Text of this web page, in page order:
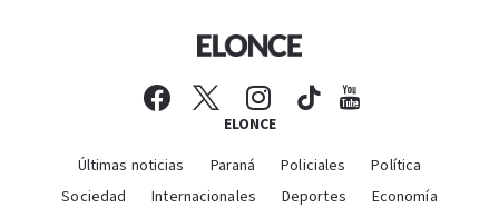
ELONCE
Últimas noticias Paraná Policiales
Política
Sociedad
Internacionales Deportes
Economía